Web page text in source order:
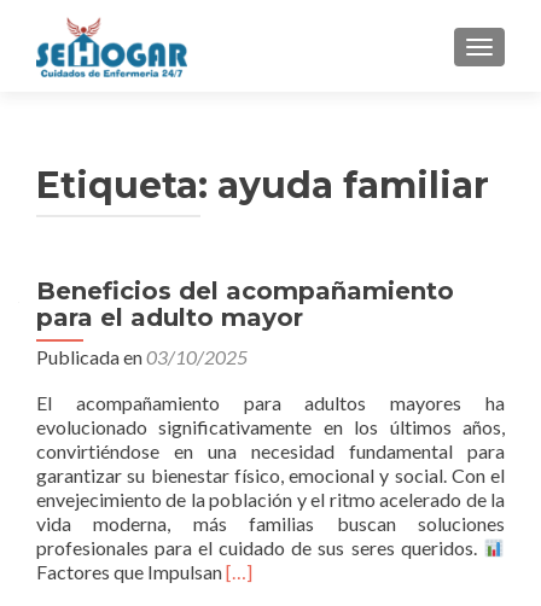
Etiqueta: ayuda familiar
Beneficios del acompañamiento
para el adulto mayor
Publicada en03/10/2025
El acompañamiento para adultos mayores ha
evolucionado significativamente en los últimos años,
convirtiéndose en una necesidad fundamental para
garantizar su bienestar físico, emocional y social. Con el
envejecimiento de la población y el ritmo acelerado de la
vida moderna, más familias buscan soluciones
profesionales para el cuidado de sus seres queridos.
Factores que ImpulsanLeer
[…]
Navegación
de